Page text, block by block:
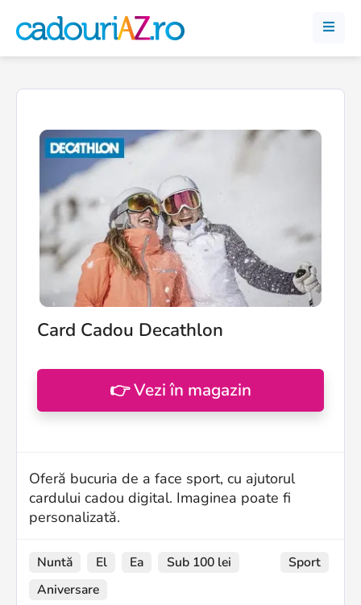
Card Cadou Decathlon
👉 Vezi în magazin
Oferă bucuria de a face sport, cu ajutorul
cardului cadou digital. Imaginea poate fi
personalizată.
Nuntă El Ea
Sub 100 lei
Aniversare
Sport